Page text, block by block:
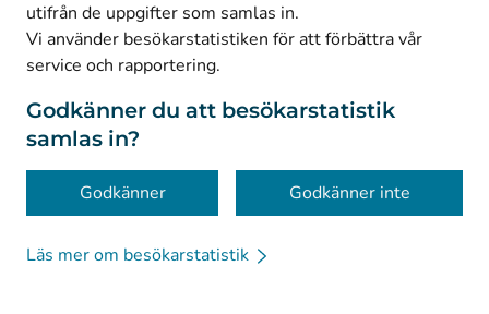
utifrån de uppgifter som samlas in.
Vi använder besökarstatistiken för att förbättra vår
service och rapportering.
Godkänner du att besökarstatistik
samlas in?
Godkänner Godkänner inte
Läs mer om besökarstatistik
© Kanta-Palvelut, Kansaneläkelaitos
Dataskydd
Om webbplatsen
Tillgänglighet
Kakor